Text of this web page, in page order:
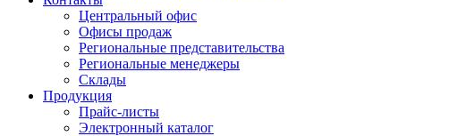
Центральный офис
Офисы продаж
Региональные представительства
Региональные менеджеры
Склады
Продукция
Прайс-листы
Электронный каталог